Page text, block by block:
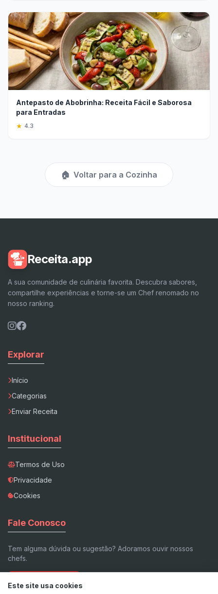
Antepasto de Abobrinha: Receita Fácil e Saborosa
para Entradas
★ 4.3
🏠 Voltar para a Cozinha
Receita.app
A sua comunidade de culinária favorita. Descubra sabores,
compartilhe experiências e torne-se um Chef renomado no
nosso ranking.
Explorar
Início
Categorias
Enviar Receita
Institucional
Termos de Uso
Privacidade
Cookies
Fale Conosco
Tem alguma dúvida ou sugestão? Adoramos ouvir nossos
chefs.
Enviar E-mail
Este site usa cookies